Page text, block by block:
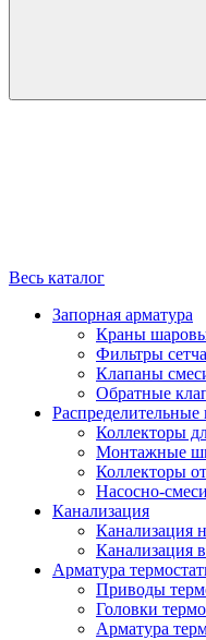
Весь каталог
Запорная арматура
Краны
Фильтры
Клапаны
Обратные
Распределительные
Коллекторы
Монтажные
Коллекторы
Насосно-
Канализация
Канализация
Канализация
Арматура
Приводы
Головки
Арматура